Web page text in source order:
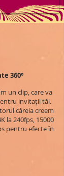
360°
un clip, care va
invitații tăi.
căreia creem
la 240fps, 15000
pentru efecte în